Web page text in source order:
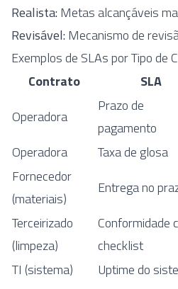
Realista: Metas alcançáveis
Revisável: Mecanismo de
Exemplos de SLAs por Tipo de
Contrato
SLA
Operadora
Prazo de
pagamento
Operadora
Taxa de glosa
Fornecedor
(materiais)
Entrega no
Terceirizado
(limpeza)
Conformidade
checklist
TI (sistema)
Uptime do